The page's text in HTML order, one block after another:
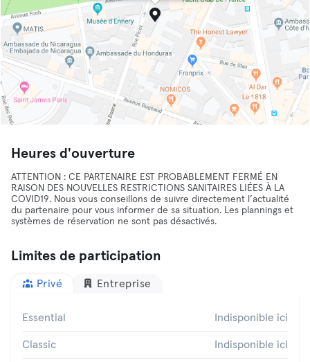
Heures d'ouverture
ATTENTION : CE PARTENAIRE EST PROBABLEMENT FERMÉ EN
RAISON DES NOUVELLES RESTRICTIONS SANITAIRES LIÉES À LA
COVID19. Nous vous conseillons de suivre directement l’actualité
du partenaire pour vous informer de sa situation. Les plannings et
systèmes de réservation ne sont pas désactivés.
Limites de participation
Privé Entreprise
Essential Indisponible ici
Classic Indisponible ici